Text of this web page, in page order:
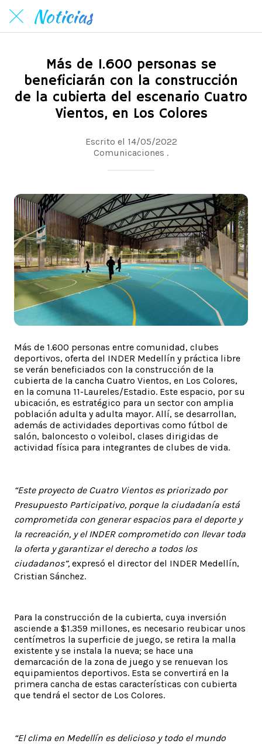
Noticias
Más de 1.600 personas se
beneficiarán con la construcción
de la cubierta del escenario Cuatro
Vientos, en Los Colores
Escrito el 14/05/2022
Comunicaciones .
Más de 1.600 personas entre comunidad, clubes
deportivos, oferta del INDER Medellín y práctica libre
se verán beneficiados con la construcción de la
cubierta de la cancha Cuatro Vientos, en Los Colores,
en la comuna 11-Laureles/Estadio. Este espacio, por su
ubicación, es estratégico para un sector con amplia
población adulta y adulta mayor. Allí, se desarrollan,
además de actividades deportivas como fútbol de
salón, baloncesto o voleibol, clases dirigidas de
actividad física para integrantes de clubes de vida.
“Este proyecto de Cuatro Vientos es priorizado por
Presupuesto Participativo, porque la ciudadanía está
comprometida con generar espacios para el deporte y
la recreación, y el INDER comprometido con llevar toda
la oferta y garantizar el derecho a todos los
ciudadanos”, expresó el director del INDER Medellín,
Cristian Sánchez.
Para la construcción de la cubierta, cuya inversión
asciende a $1.359 millones, es necesario reubicar unos
centímetros la superficie de juego, se retira la malla
existente y se instala la nueva; se hace una
demarcación de la zona de juego y se renuevan los
equipamientos deportivos. Esta se convertirá en la
primera cancha de estas características con cubierta
que tendrá el sector de Los Colores.
“El clima en Medellín es delicioso y todo el mundo